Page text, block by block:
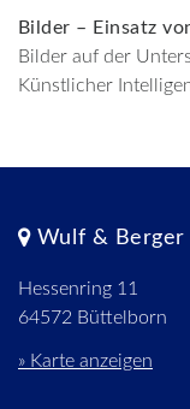
Bilder – Einsatz
Bilder auf der
Künstlicher
Wulf & Berger
Hessenring 11
64572 Büttelborn
» Karte anzeigen